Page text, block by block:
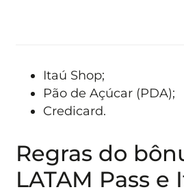
Itaú Shop;
Pão de Açúcar (PDA);
Credicard.
Regras do
LATAM Pass e